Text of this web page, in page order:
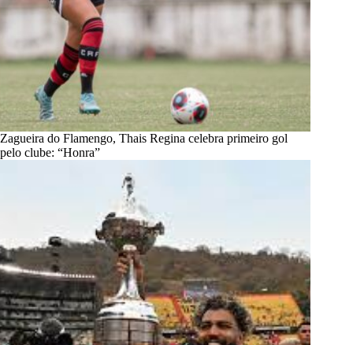
Zagueira do Flamengo, Thais Regina celebra primeiro gol
pelo clube: “Honra”